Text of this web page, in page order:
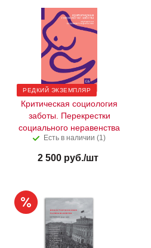
РЕДКИЙ ЭКЗЕМПЛЯР
Критическая социология
заботы. Перекрестки
социального неравенства
Есть в наличии (1)
2 500 руб./шт